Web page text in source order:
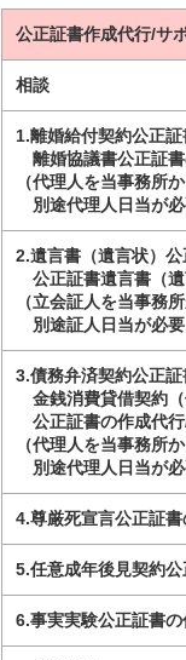
公正証書作成代行/サ
相談
1.離婚給付契約公正
離婚協議書公正証
（代理人を当事務所
別途代理人日当が必
2.遺言書（遺言状）
公正証書遺言書（
（立会証人を当事務
別途証人日当が必要
3.債務弁済契約公正
金銭消費貸借契約
公正証書の作成代行
（代理人を当事務所
別途代理人日当が必
4.尊厳死宣言公正証
5.任意成年後見契約
6.事実実験公正証書